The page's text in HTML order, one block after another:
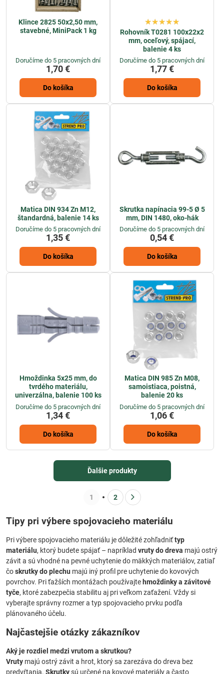
Klince 2825 50x2,50 mm,
stavebné, MiniPack 1 kg
Doručíme do 5 pracovných dní
1,70 €
Do košíka
Rohovník T0281 100x22x2
mm, oceľový, spájací,
balenie 4 ks
Doručíme do 5 pracovných dní
1,77 €
Do košíka
Matica DIN 934 Zn M12,
štandardná, balenie 14 ks
Doručíme do 5 pracovných dní
1,35 €
Do košíka
Skrutka napínacia 99-5 Ø 5
mm, DIN 1480, oko-hák
Doručíme do 5 pracovných dní
0,54 €
Do košíka
Hmoždinka 5x25 mm, do
tvrdého materiálu,
univerzálna, balenie 100 ks
Doručíme do 5 pracovných dní
1,34 €
Do košíka
Matica DIN 985 Zn M08,
samoistiaca, poistná,
balenie 20 ks
Doručíme do 5 pracovných dní
1,06 €
Do košíka
Ďalšie produkty
1 2
Tipy pri výbere spojovacieho materiálu
Pri výbere spojovacieho materiálu je dôležité zohľadniťtyp
materiálu, ktorý budete spájať – napríklad vruty do dreva majú ostrý
závit a sú vhodné na pevné uchytenie do mäkkých materiálov, zatiaľ
čoskrutky do plechu majú iný profil pre uchytenie do kovových
povrchov. Pri ťažších montážach používajtehmoždinky a závitové
tyče, ktoré zabezpečia stabilitu aj pri veľkom zaťažení. Vždy si
vyberajte správny rozmer a typ spojovacieho prvku podľa
plánovaného účelu.
Najčastejšie otázky zákazníkov
Aký je rozdiel medzi vrutom a skrutkou?
Vruty majú ostrý závit a hrot, ktorý sa zarezáva do dreva bez
predvŕtania. Skrutkysú určené na kovové materiály a často